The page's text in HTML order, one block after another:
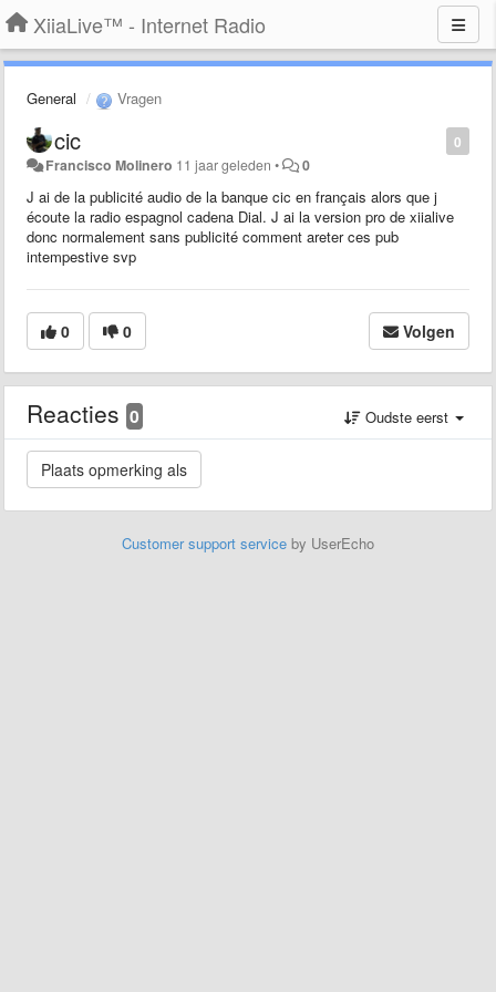
XiiaLive™ - Internet Radio
General Vragen
0
cic
Francisco Molinero 11 jaar geleden • 0
J ai de la publicité audio de la banque cic en français alors que j
écoute la radio espagnol cadena Dial. J ai la version pro de xiialive
donc normalement sans publicité comment areter ces pub
intempestive svp
0 0 Volgen
Reacties 0 Oudste eerst
Customer support service by UserEcho